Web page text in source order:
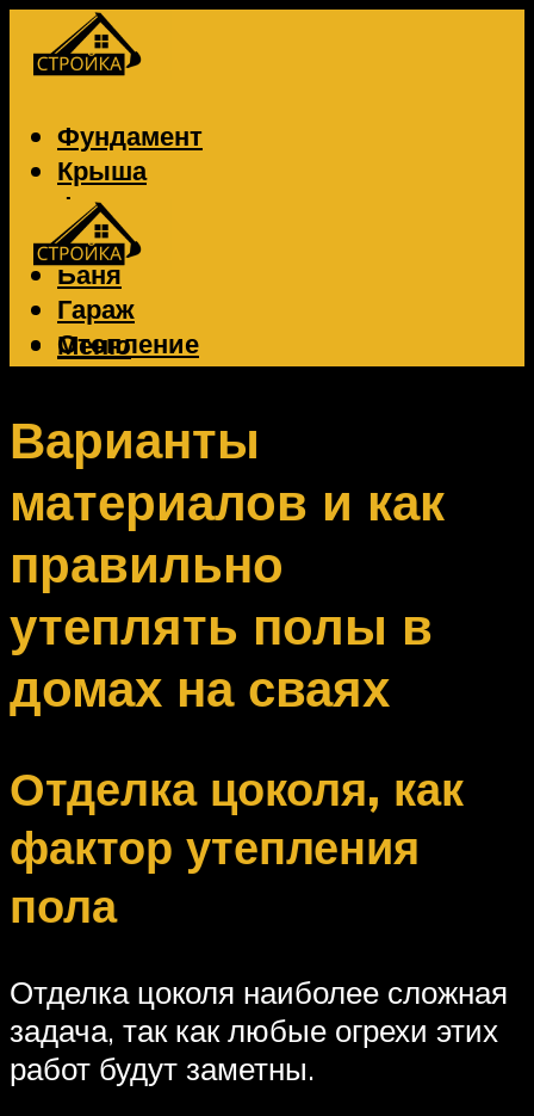
Фундамент
Крыша
Фасад
Забор
Баня
Гараж
Отопление
Вентиляция
Меню
Меню
Варианты
материалов и как
правильно
утеплять полы в
домах на сваях
Отделка цоколя, как
фактор утепления
пола
Отделка цоколя наиболее сложная
задача, так как любые огрехи этих
работ будут заметны.